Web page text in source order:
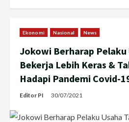
Ekonomi Nasional News
Jokowi Berharap Pelaku
Bekerja Lebih Keras &
Hadapi Pandemi Covid-
Editor PI 30/07/2021